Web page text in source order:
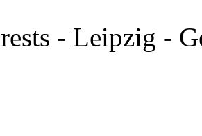
- Leipzig -